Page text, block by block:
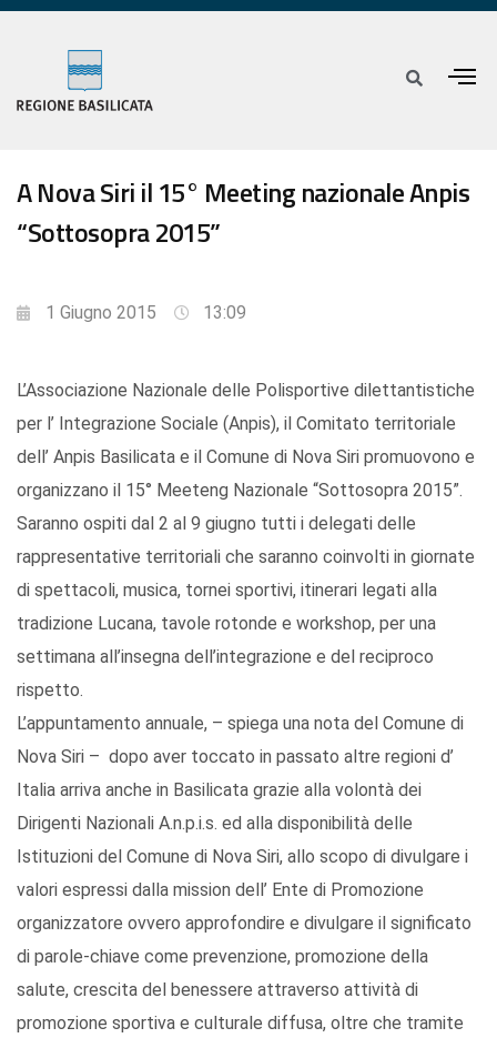
A Nova Siri il 15° Meeting nazionale Anpis
“Sottosopra 2015”
1 Giugno 2015 13:09
L’Associazione Nazionale delle Polisportive dilettantistiche
per l’ Integrazione Sociale (Anpis), il Comitato territoriale
dell’ Anpis Basilicata e il Comune di Nova Siri promuovono e
organizzano il 15° Meeteng Nazionale “Sottosopra 2015”.
Saranno ospiti dal 2 al 9 giugno tutti i delegati delle
rappresentative territoriali che saranno coinvolti in giornate
di spettacoli, musica, tornei sportivi, itinerari legati alla
tradizione Lucana, tavole rotonde e workshop, per una
settimana all’insegna dell’integrazione e del reciproco
rispetto.
L’appuntamento annuale, – spiega una nota del Comune di
Nova Siri – dopo aver toccato in passato altre regioni d’
Italia arriva anche in Basilicata grazie alla volontà dei
Dirigenti Nazionali A.n.p.i.s. ed alla disponibilità delle
Istituzioni del Comune di Nova Siri, allo scopo di divulgare i
valori espressi dalla mission dell’ Ente di Promozione
organizzatore ovvero approfondire e divulgare il significato
di parole-chiave come prevenzione, promozione della
salute, crescita del benessere attraverso attività di
promozione sportiva e culturale diffusa, oltre che tramite